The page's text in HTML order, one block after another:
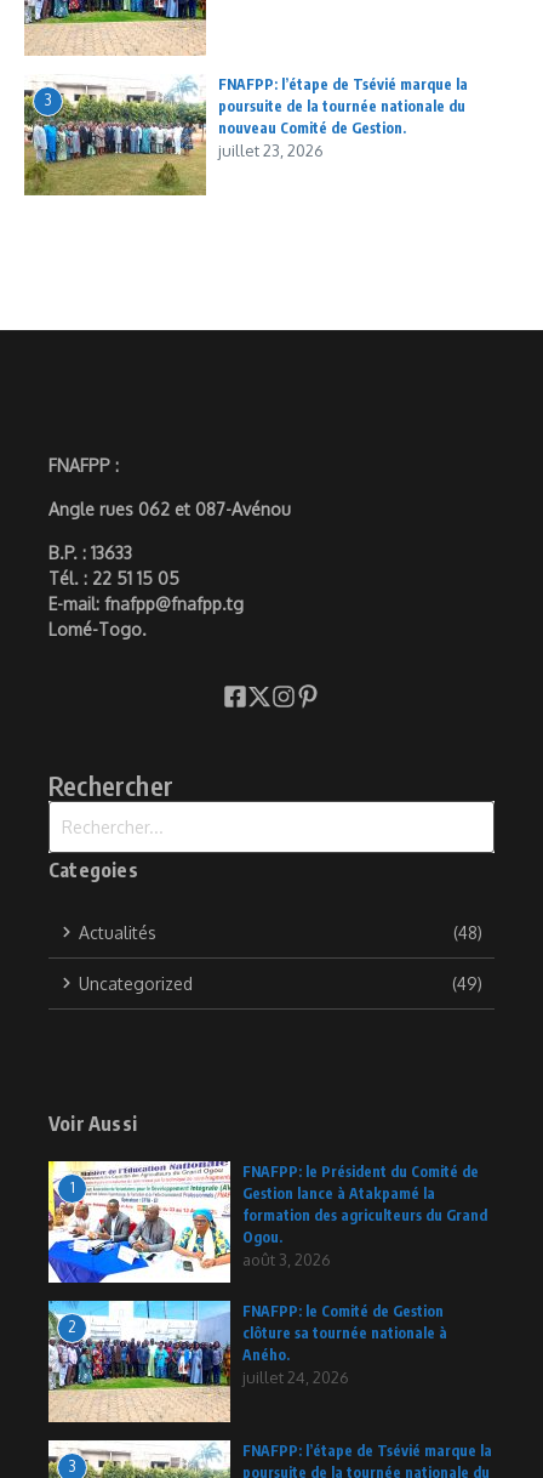
3
FNAFPP: l’étape de Tsévié marque la
poursuite de la tournée nationale du
nouveau Comité de Gestion.
juillet 23, 2026
FNAFPP :
Angle rues 062 et 087-Avénou
B.P. : 13633
Tél. : 22 51 15 05
E-mail: fnafpp@fnafpp.tg
Lomé-Togo.
Rechercher
Categoies
Actualités (48)
Uncategorized (49)
Voir Aussi
1
FNAFPP: le Président du Comité de
Gestion lance à Atakpamé la
formation des agriculteurs du Grand
Ogou.
août 3, 2026
2
FNAFPP: le Comité de Gestion
clôture sa tournée nationale à
Aného.
juillet 24, 2026
3
FNAFPP: l’étape de Tsévié marque la
poursuite de la tournée nationale du